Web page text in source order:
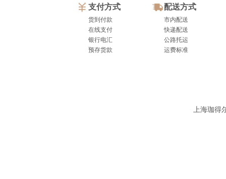
支付方式
货到付款
在线支付
银行电汇
预存货款
配送方式
市内配送
快递配送
公路托运
运费标准
上海珈得